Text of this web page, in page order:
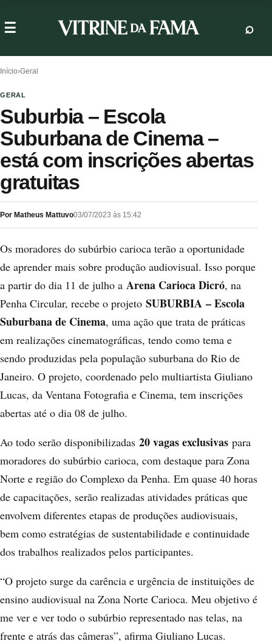
Início›Geral
GERAL
Suburbia – Escola
Suburbana de Cinema –
está com inscrições abertas
gratuitas
Por Matheus Mattuvo03/07/2023 às 15:42
Os moradores do subúrbio carioca terão a oportunidade
de aprender mais sobre produção audiovisual. Isso porque
a partir do dia 11 de julho a Arena Carioca Dicró, na
Penha Circular, recebe o projeto SUBURBIA – Escola
Suburbana de Cinema, uma ação que trata de práticas
em realizações cinematográficas, tendo como tema e
sendo produzidas pela população suburbana do Rio de
Janeiro. O projeto, coordenado pelo multiartista Giuliano
Lucas, da Ventana Fotografia e Cinema, tem inscrições
abertas até o dia 08 de julho.
Ao todo serão disponibilizadas 20 vagas exclusivas para
moradores do subúrbio carioca, com destaque para Zona
Norte e região do Complexo da Penha. Em quase 40 horas
de capacitações, serão realizadas atividades práticas que
envolvem diferentes etapas de produções audiovisuais,
bem como estratégias de sustentabilidade e continuidade
dos trabalhos realizados pelos participantes.
“O projeto surge da carência e urgência de instituições de
ensino audiovisual na Zona Norte Carioca. Meu objetivo é
me ver e ver todo o subúrbio representado nas telas, na
frente e atrás das câmeras”, afirma Giuliano Lucas.